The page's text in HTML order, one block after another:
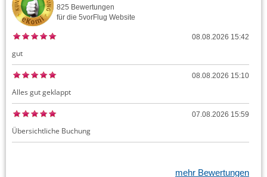
825 Bewertungen
für die 5vorFlug Website
08.08.2026 15:42
gut
08.08.2026 15:10
Alles gut geklappt
07.08.2026 15:59
Übersichtliche Buchung
mehr Bewertungen